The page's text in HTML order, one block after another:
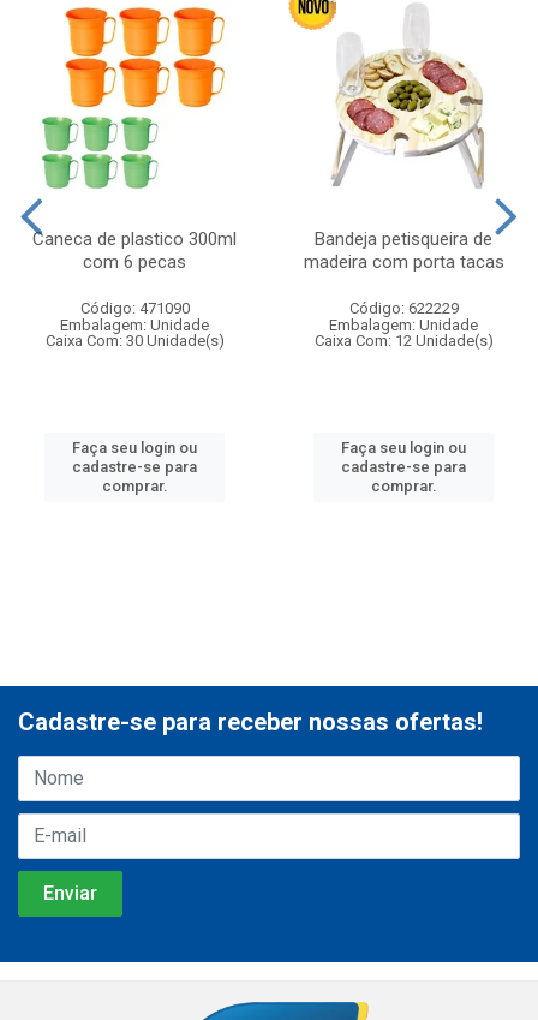
Caneca de plastico 300ml
com 6 pecas
Código: 471090
Embalagem: Unidade
Caixa Com: 30 Unidade(s)
Faça seu login ou
cadastre-se para
comprar.
Bandeja petisqueira de
madeira com porta tacas
Código: 622229
Embalagem: Unidade
Caixa Com: 12 Unidade(s)
Faça seu login ou
cadastre-se para
comprar.
Cadastre-se para receber nossas ofertas!